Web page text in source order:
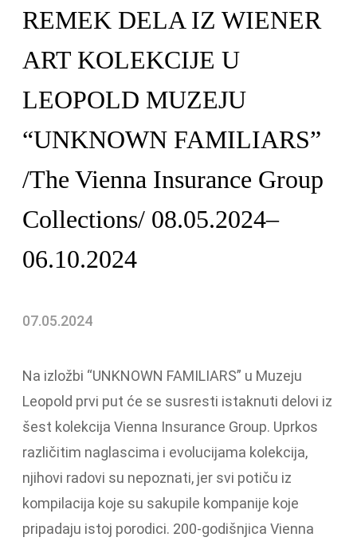
REMEK DELA IZ WIENER
ART KOLEKCIJE U
LEOPOLD MUZEJU
“UNKNOWN FAMILIARS”
/The Vienna Insurance Group
Collections/ 08.05.2024–
06.10.2024
07.05.2024
Na izložbi “UNKNOWN FAMILIARS” u Muzeju
Leopold prvi put će se susresti istaknuti delovi iz
šest kolekcija Vienna Insurance Group. Uprkos
različitim naglascima i evolucijama kolekcija,
njihovi radovi su nepoznati, jer svi potiču iz
kompilacija koje su sakupile kompanije koje
pripadaju istoj porodici. 200-godišnjica Vienna